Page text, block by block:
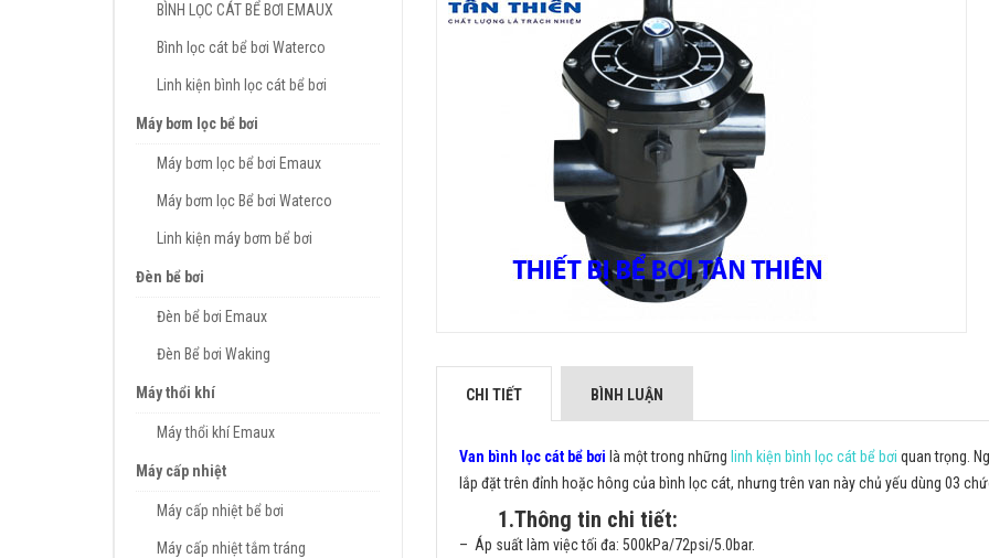
CHI TIẾT BÌNH LUẬN
Van bình lọc cát bể bơi là một trong những linh kiện bình lọc cát bể bơi quan trọng.
lắp đặt trên đỉnh hoặc hông của bình lọc cát, nhưng trên van này chủ yếu dùng 03
1.Thông tin chi tiết:
– Áp suất làm việc tối đa: 500kPa/72psi/5.0bar.
BÌNH LỌC CÁT BỂ BƠI EMAUX
Bình lọc cát bể bơi Waterco
Linh kiện bình lọc cát bể bơi
Máy bơm lọc bể bơi
Máy bơm lọc bể bơi Emaux
Máy bơm lọc Bể bơi Waterco
Linh kiện máy bơm bể bơi
Đèn bể bơi
Đèn bể bơi Emaux
Đèn Bể bơi Waking
Máy thổi khí
Máy thổi khí Emaux
Máy cấp nhiệt
Máy cấp nhiệt bể bơi
Máy cấp nhiệt tắm tráng